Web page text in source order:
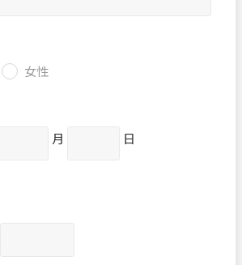
女性
月 日